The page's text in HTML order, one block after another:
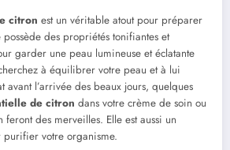
citron est un véritable atout pour préparer
possède des propriétés tonifiantes et
garder une peau lumineuse et éclatante
à équilibrer votre peau et à lui
avant l’arrivée des beaux jours, quelques
de citron dans votre crème de soin ou
feront des merveilles. Elle est aussi un
purifier votre organisme.